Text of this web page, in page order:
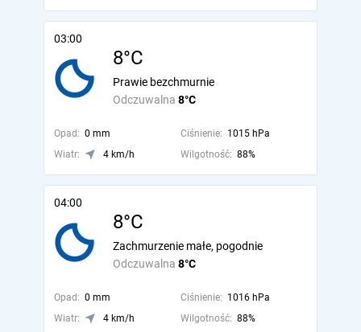
03:00
8°C
Odczuwalna 8°C
Prawie bezchmurnie
Opad: 0 mm Ciśnienie: 1015 hPa
Wiatr:
4 km/h Wilgotność: 88%
04:00
8°C
Odczuwalna 8°C
Zachmurzenie małe, pogodnie
Opad: 0 mm Ciśnienie: 1016 hPa
Wiatr:
4 km/h Wilgotność: 88%